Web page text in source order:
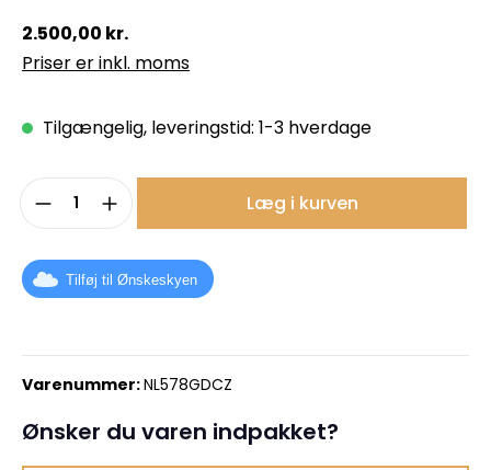
2.500,00 kr.
Priser er inkl. moms
Tilgængelig, leveringstid: 1-3 hverdage
Produktmængde: Indtast det
Læg i kurven
Tilføj til Ønskeskyen
Varenummer:NL578GDCZ
Ønsker du varen indpakket?